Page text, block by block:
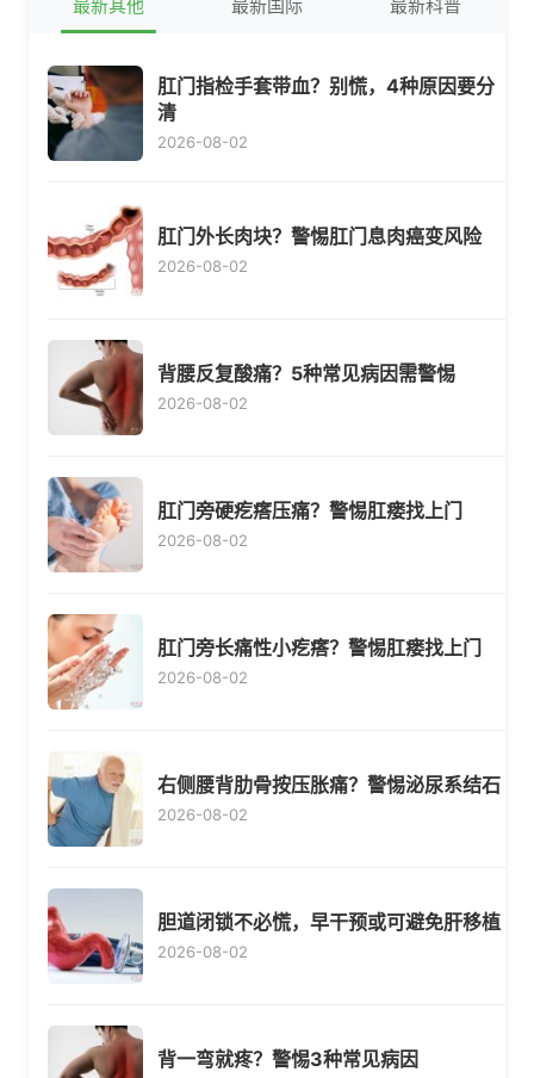
最新其他 最新国际 最新科普
肛门指检手套带血？别慌，4种原因要分
清
2026-08-02
肛门外长肉块？警惕肛门息肉癌变风险
2026-08-02
背腰反复酸痛？5种常见病因需警惕
2026-08-02
肛门旁硬疙瘩压痛？警惕肛瘘找上门
2026-08-02
肛门旁长痛性小疙瘩？警惕肛瘘找上门
2026-08-02
右侧腰背肋骨按压胀痛？警惕泌尿系结石
2026-08-02
胆道闭锁不必慌，早干预或可避免肝移植
2026-08-02
背一弯就疼？警惕3种常见病因